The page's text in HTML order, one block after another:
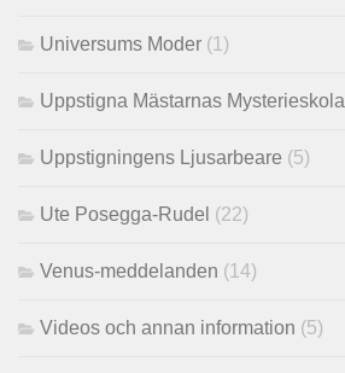
Universums Moder (1)
Uppstigna Mästarnas Mysterieskola
Uppstigningens Ljusarbeare (5)
Ute Posegga-Rudel (22)
Venus-meddelanden (14)
Videos och annan information (5)